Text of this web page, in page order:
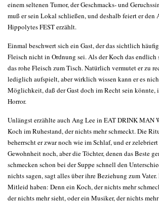
einem seltenen Tumor, der Geschmacks- und
muß er sein Lokal schließen, und deshalb feiert er den
Hippolytes FEST erzählt.
Einmal beschwert sich ein Gast, der das sichtlich
Fleisch nicht in Ordnung sei. Als der Koch das endlich
das rohe Fleisch zum Tisch. Natürlich vermutet er zu
lediglich aufspielt, aber wirklich wissen kann er es
Möglichkeit, daß der Gast doch im Recht sein könnte,
Horror.
Unlängst erzählte auch Ang Lee in EAT DRINK MAN
Koch im Ruhestand, der nichts mehr schmeckt. Die
beherrscht er zwar noch wie im Schlaf, und er
Gewohnheit noch, aber die Töchter, denen das Beste
schmecken schon bei der Suppe schnell den
nichts sagen, sagt alles über ihre Beziehung zum
Mitleid haben: Denn ein Koch, der nichts mehr
der nichts mehr sieht, oder ein Musiker, der nichts